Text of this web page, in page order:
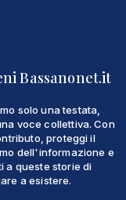
Bassanonet.it
solo una testata,
voce collettiva. Con
proteggi il
dell'informazione e
a queste storie di
a esistere.